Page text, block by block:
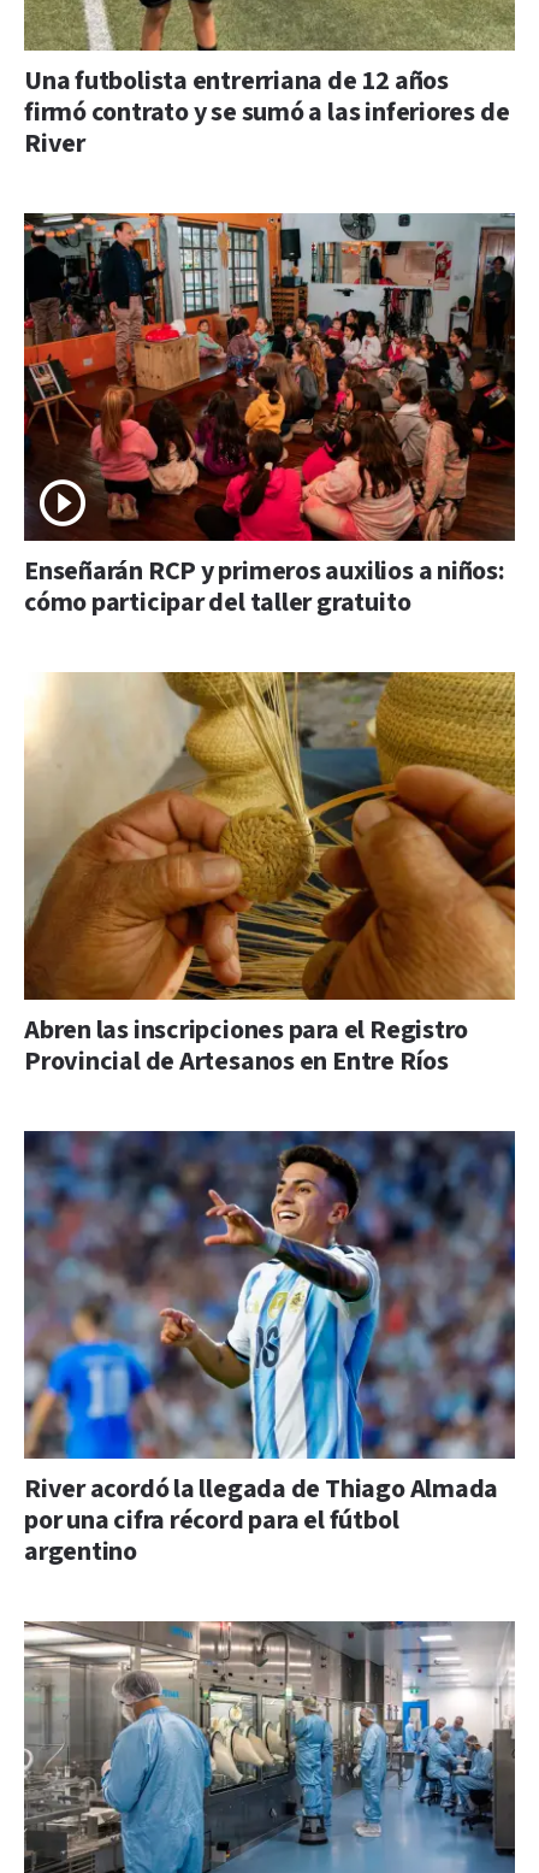
Una futbolista entrerriana de 12 años
firmó contrato y se sumó a las inferiores de
River
Enseñarán RCP y primeros auxilios a niños:
cómo participar del taller gratuito
Abren las inscripciones para el Registro
Provincial de Artesanos en Entre Ríos
River acordó la llegada de Thiago Almada
por una cifra récord para el fútbol
argentino